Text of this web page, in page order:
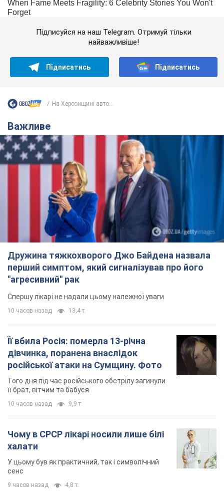
Підписуйся на наш Telegram. Отримуй тільки
найважливіше!
Підписатись Підписатись
На Херсонщині авто...
Важливе
Дружина тяжкохворого Джо Байдена назвала
перший симптом, який сигналізував про його
"агресивний" рак
Спершу лікарі не надали цьому належної уваги
10 часов назад 13,4 т.
Її вбила Росія: померла 13-річна
дівчинка, поранена внаслідок
російської атаки на Сумщину. Фото
Того дня під час російського обстрілу загинули
її брат, вітчим та бабуся
10 часов назад 9,9 т.
Чому в СРСР лікарі носили лише білі
халати
У цьому був як практичний, так і символічний
сенс
9 часов назад 4,8 т.